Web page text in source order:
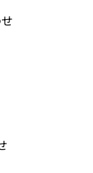
IDや広
等 ま
スシス
人情報
賃貸
所有者